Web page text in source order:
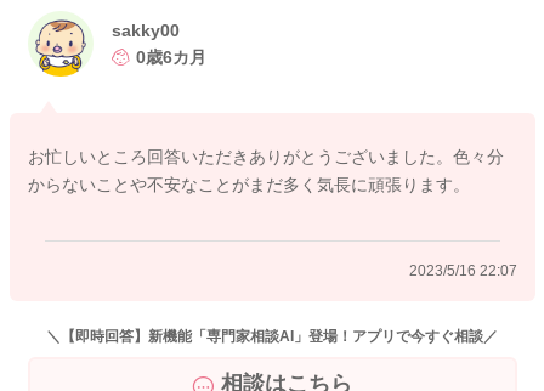
にしてくださっているのかと思います。
それで体重も増えているようでしたらいいと思いますよ。
②夜間の授乳間隔が大体3時間おきです。寝不足が続いていて、
いつ頃になったら間隔が5時間くらいあいてきますか？
いつ頃になると5時間開くようになるのかは分かりません。
ないこともあります。
sakky00
0歳6カ月
お忙しいところ回答いただきありがとうございました。色々分
からないことや不安なことがまだ多く気長に頑張ります。
2023/5/16 22:07
＼【即時回答】新機能「専門家相談AI」登場！アプリで今すぐ相談／
相談はこちら